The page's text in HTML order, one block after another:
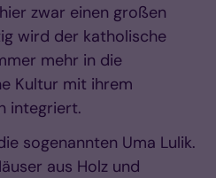
zwar einen großen
wird der katholische
mehr in die
Kultur mit ihrem
integriert.
sogenannten Uma Lulik.
aus Holz und